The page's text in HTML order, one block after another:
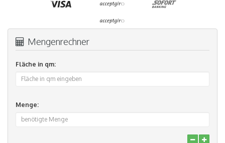
Mengenrechner
Fläche in qm:
Menge: